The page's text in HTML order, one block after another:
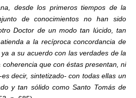
desde los primeros tiempos de la
de conocimientos no han sido
Doctor de un modo tan lúcido, tan
a la recíproca concordancia de
a su acuerdo con las verdades de la
que con éstas presentan, ni
decir, sintetizado- con todas ellas un
y tan sólido como Santo Tomás de